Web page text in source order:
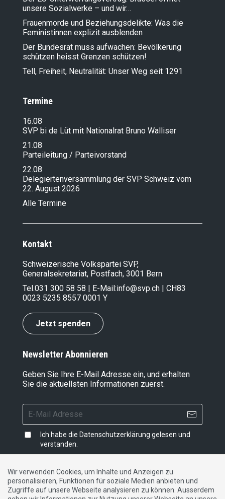
unsere Sozialwerke – und wir…
Frauenmorde und Beziehungsdelikte: Was die
Feministinnen explizit ausblenden
Der Bundesrat muss aufwachen: Bevölkerung
schützen heisst Grenzen schützen!
Tell, Freiheit, Neutralität: Unser Weg seit 1291
Termine
16.08
SVP bi de Lüt mit Nationalrat Bruno Walliser
21.08
Parteileitung / Parteivorstand
22.08
Delegiertenversammlung der SVP Schweiz vom
22. August 2026
Alle Termine
Kontakt
Schweizerische Volkspartei SVP,
Generalsekretariat, Postfach, 3001 Bern
Tel.031 300 58 58 | E-Mail:info@svp.ch | CH83
0023 5235 8557 0001 Y
Jetzt spenden
Newsletter Abonnieren
Geben Sie Ihre E-Mail Adresse ein, und erhalten
Sie die aktuellsten Informationen zuerst.
Ich habe die Datenschutzerklärung gelesen und
verstanden.
Impressum |Datenschutzerklärung|Kontakt
Wir verwenden Cookies, um Inhalte und Anzeigen zu
personalisieren, Funktionen für soziale Medien anbieten und
Zugriffe auf unsere Webseite analysieren zu können. Ausserdem